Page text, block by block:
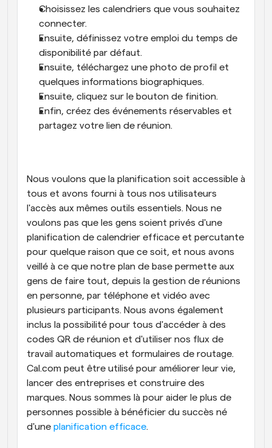
Choisissez les calendriers que vous souhaitez
connecter.
Ensuite, définissez votre emploi du temps de
disponibilité par défaut.
Ensuite, téléchargez une photo de profil et
quelques informations biographiques.
Ensuite, cliquez sur le bouton de finition.
Enfin, créez des événements réservables et
partagez votre lien de réunion.
Nous voulons que la planification soit accessible à
tous et avons fourni à tous nos utilisateurs
l'accès aux mêmes outils essentiels. Nous ne
voulons pas que les gens soient privés d'une
planification de calendrier efficace et percutante
pour quelque raison que ce soit, et nous avons
veillé à ce que notre plan de base permette aux
gens de faire tout, depuis la gestion de réunions
en personne, par téléphone et vidéo avec
plusieurs participants. Nous avons également
inclus la possibilité pour tous d'accéder à des
codes QR de réunion et d'utiliser nos flux de
travail automatiques et formulaires de routage.
Cal.com peut être utilisé pour améliorer leur vie,
lancer des entreprises et construire des
marques. Nous sommes là pour aider le plus de
personnes possible à bénéficier du succès né
d'une planification efficace.